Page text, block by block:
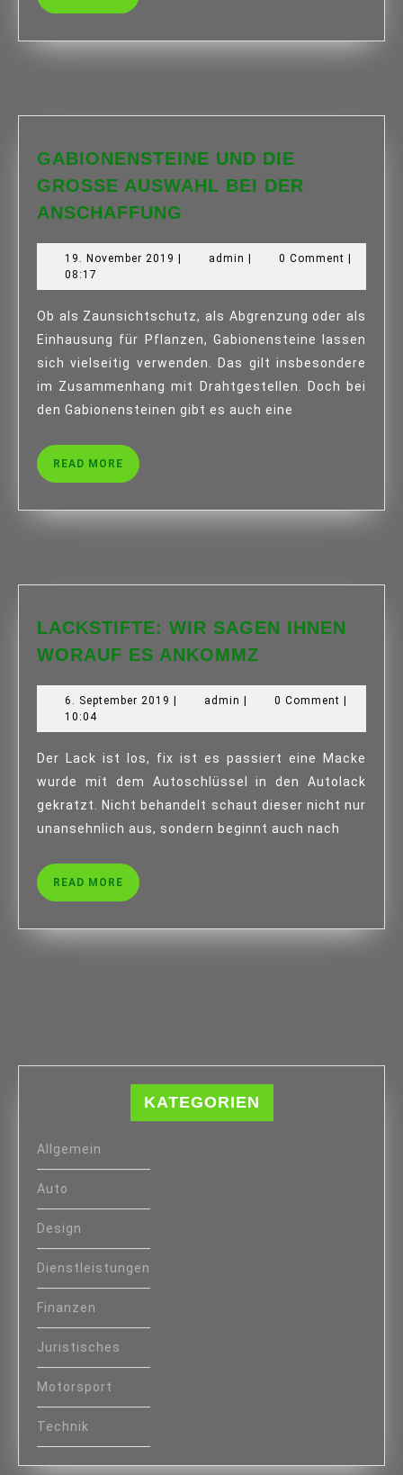
MORE
GABIONENSTEINE UND DIE
GROSSE AUSWAHL BEI DER A
NSCHAFFUNG
USWAHL B
EI D
ER A
NSCHAFFUNG
19. November 2019 19.
2019
admin admin0 Comment
08:17
Ob als Zaunsichtschutz, als Abgrenzung oder als
Einhausung für Pflanzen, Gabionensteine lassen
sich vielseitig verwenden. Das gilt insbesondere
im Zusammenhang mit Drahtgestellen. Doch bei
den Gabionensteinen gibt es auch eine
READ MORE READ
MORE
LACKSTIFTE: WIR SAGEN IHNEN
WORAUF ES ANKOMMZ
SAGEN
WORAUF
ES
ANKOMMZ
6. September 2019 6.
2019
| admin admin
| 0 Comment |
10:04
Der Lack ist los, fix ist es passiert eine Macke
wurde mit dem Autoschlüssel in den Autolack
gekratzt. Nicht behandelt schaut dieser nicht nur
unansehnlich aus, sondern beginnt auch nach
READ MORE READ
MORE
KATEGORIEN
Allgemein
Auto
Design
Dienstleistungen
Finanzen
Juristisches
Motorsport
Technik